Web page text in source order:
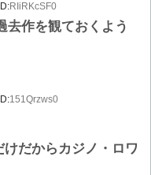
ID:RIiRKcSF0
去作を観ておくよう
ID:151Qrzws0
だからカジノ・ロワ